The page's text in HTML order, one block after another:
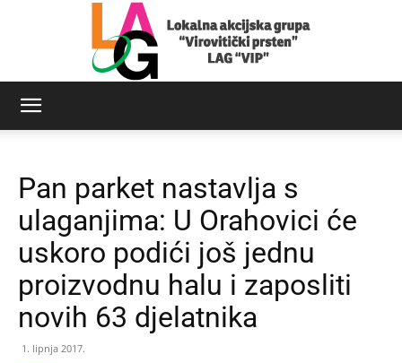
Virovitički
prsten
Pan parket nastavlja s
ulaganjima: U Orahovici će
uskoro podići još jednu
proizvodnu halu i zaposliti
novih 63 djelatnika
1. lipnja 2017.